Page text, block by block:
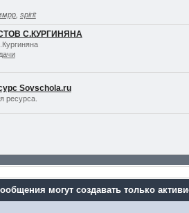
, spirit
С.КУРГИНЯНА
Sovschola.ru
ресурса.
могут создавать только